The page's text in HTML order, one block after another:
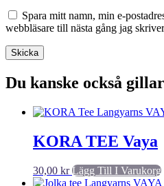
Spara mitt namn, min e-
webbläsare till nästa gång jag
Du kanske också
KORA TEE Vaya
30,00 kr Lägg Till I Varukorg